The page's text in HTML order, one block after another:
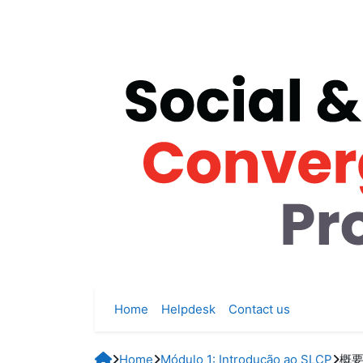
Home Helpdesk Contact us
Home Módulo 1: Introdução ao SLCP 概要